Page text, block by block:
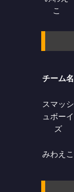
こ
チーム名
スマッシ
ュボーイ
ズ
みわえこ